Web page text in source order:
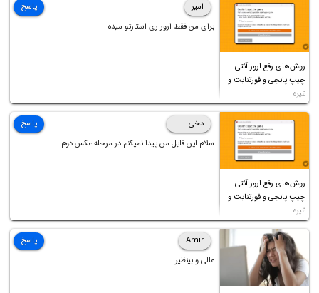
روش‌های رفع ارور آنتی
چیپ پابجی و فورتنایت و
غیره
امیر
برای من فقط ارور ری استارتو میده
پاسخ
روش‌های رفع ارور آنتی
چیپ پابجی و فورتنایت و
غیره
دخی ......
سلام این فایل من پیدا نمیکنم در مرحله عکس دوم
پاسخ
Amir
عالی و بینظیر
پاسخ